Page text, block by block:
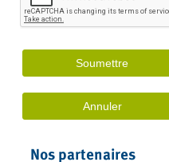
Nos partenaires